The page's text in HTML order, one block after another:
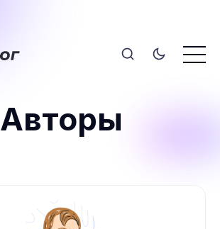
Авторы